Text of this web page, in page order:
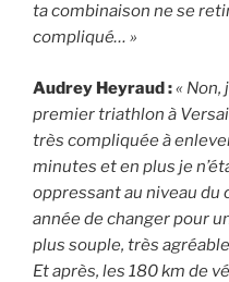
ta combinaison ne se
compliqué… »
Audrey Heyraud :«
premier triathlon à
très compliquée à
minutes et en plus je
oppressant au niveau du
année de changer pour
plus souple, très
Et après, les 180 km de